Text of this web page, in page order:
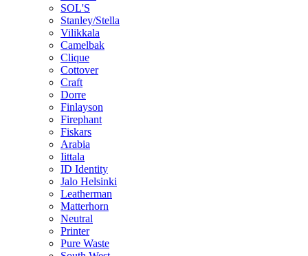
SOL'S
Stanley/Stella
Vilikkala
Camelbak
Clique
Cottover
Craft
Dorre
Finlayson
Firephant
Fiskars
Arabia
Iittala
ID Identity
Jalo Helsinki
Leatherman
Matterhorn
Neutral
Printer
Pure Waste